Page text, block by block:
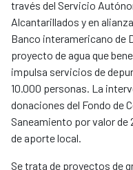
través del Servicio
Alcantarillados y en
Banco interamericano de
proyecto de agua que
impulsa servicios de
10.000 personas. La
donaciones del Fondo de
Saneamiento por valor de
de aporte local.
Se trata de proyectos de